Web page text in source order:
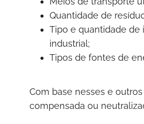
Quantidade de
Tipo e quantidade de
industrial;
Tipos de fontes de
Com base nesses e
compensada ou